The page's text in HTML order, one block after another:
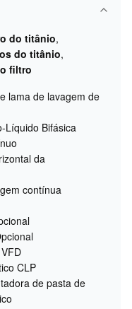
do titânio,
do titânio,
filtro
lama de lavagem de
Líquido Bifásica
da
contínua
CLP
de pasta de